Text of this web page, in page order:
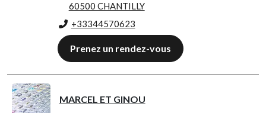
60500 CHANTILLY
+33344570623
Prenez un rendez-vous
MARCEL ET GINOU